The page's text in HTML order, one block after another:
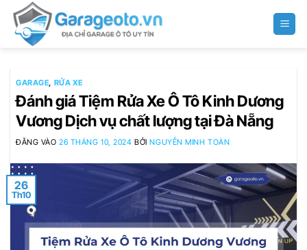
qua
GARAGE, RỬA XE
Đánh giá Tiệm Rửa Xe Ô Tô Kinh Dương
Vương Dịch vụ chất lượng tại Đà Nẵng
ĐĂNG VÀO26 THÁNG 10, 2024 BỞINGUYỄN MINH TOÀN
26
Th10